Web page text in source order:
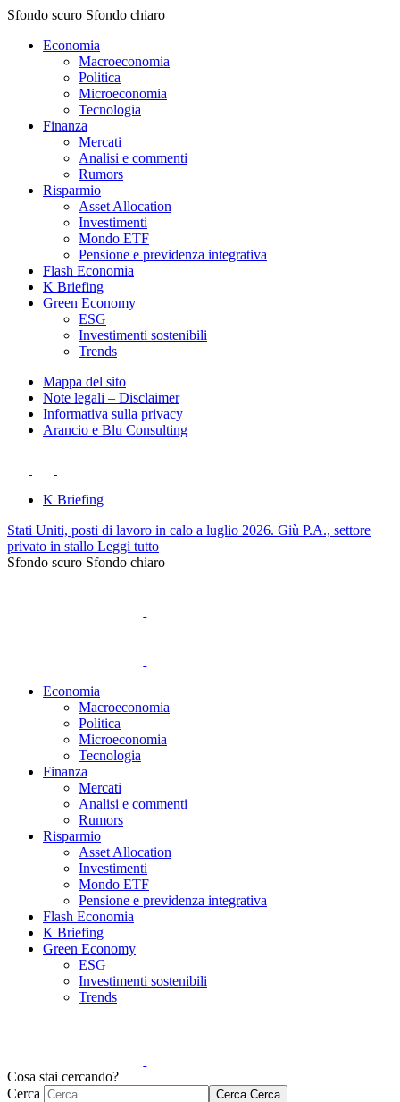
Sfondo scuro Sfondo chiaro
Economia
Macroeconomia
Politica
Microeconomia
Tecnologia
Finanza
Mercati
Analisi e commenti
Rumors
Risparmio
Asset Allocation
Investimenti
Mondo ETF
Pensione e previdenza integrativa
Flash Economia
K Briefing
Green Economy
ESG
Investimenti sostenibili
Trends
Mappa del sito
Note legali – Disclaimer
Informativa sulla privacy
Arancio e Blu Consulting
K Briefing
Stati Uniti, posti di lavoro in calo a luglio 2026. Giù P.A., settore
privato in stallo Leggi tutto
Sfondo scuro Sfondo chiaro
Economia
Macroeconomia
Politica
Microeconomia
Tecnologia
Finanza
Mercati
Analisi e commenti
Rumors
Risparmio
Asset Allocation
Investimenti
Mondo ETF
Pensione e previdenza integrativa
Flash Economia
K Briefing
Green Economy
ESG
Investimenti sostenibili
Trends
Cosa stai cercando?
Cerca
Cerca Cerca